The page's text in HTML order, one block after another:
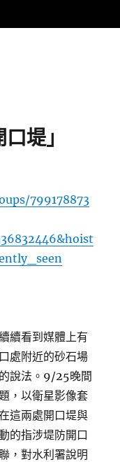
堤」
799178873
續看到媒體上有
處附近的砂石場
說法。9/25晚間
，以衛星影像套
這兩處開口堤與
的指涉堤防開口
，對水利署說明